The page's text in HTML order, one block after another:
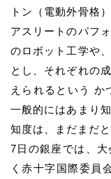
トン（電動外骨格
アスリートのパフ
のロボット工学や
とし、それぞれの
えられるという か
一般的にはあまり
知度は、まだまだ
7日の銀座では、
く赤十字国際委員